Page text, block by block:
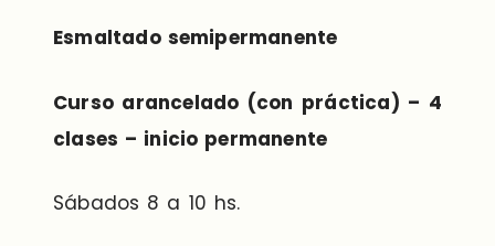
Esmaltado semipermanente
Curso arancelado (con práctica) – 4
clases – inicio permanente
Sábados 8 a 10 hs.